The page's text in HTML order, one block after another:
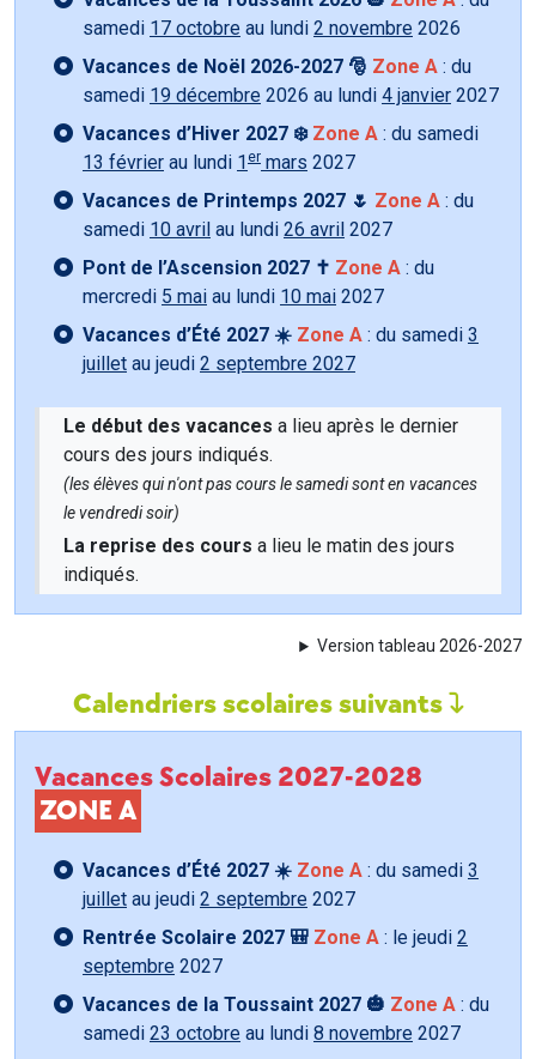
samedi 17 octobre au lundi 2 novembre 2026
Vacances de Noël 2026-2027 🎅 Zone A : du
samedi 19 décembre 2026 au lundi 4 janvier 2027
Vacances d’Hiver 2027 ❄️ Zone A : du samedi
13 février au lundi 1 er mars 2027
Vacances de Printemps 2027 🌷 Zone A : du
samedi 10 avril au lundi 26 avril 2027
Pont de l’Ascension 2027 ✝️ Zone A : du
mercredi 5 mai au lundi 10 mai 2027
Vacances d’Été 2027 ☀️ Zone A : du samedi 3
juillet au jeudi 2 septembre 2027
Le début des vacances a lieu après le dernier
cours des jours indiqués.
(les élèves qui n'ont pas cours le samedi sont en vacances
le vendredi soir)
La reprise des cours a lieu le matin des jours
indiqués.
Version tableau 2026-2027
Calendriers scolaires suivants
Vacances Scolaires 2027-2028
ZONE A
Vacances d’Été 2027 ☀️ Zone A : du samedi 3
juillet au jeudi 2 septembre 2027
Rentrée Scolaire 2027 🎒 Zone A : le jeudi 2
septembre 2027
Vacances de la Toussaint 2027 🎃 Zone A : du
samedi 23 octobre au lundi 8 novembre 2027